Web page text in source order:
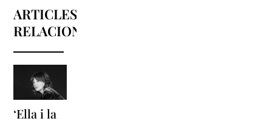
ARTICLES
RELACIONATS
‘Ella i la